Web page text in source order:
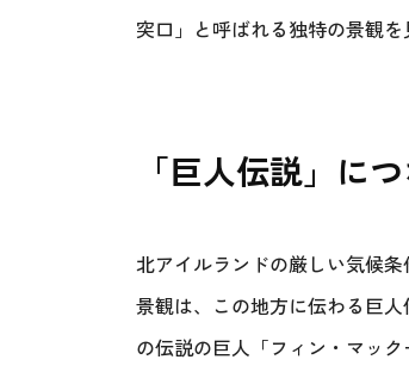
突口」と呼ばれる独特の景観を
「巨人伝説」に
北アイルランドの厳しい気候
景観は、この地方に伝わる巨
の伝説の巨人「フィン・マッ